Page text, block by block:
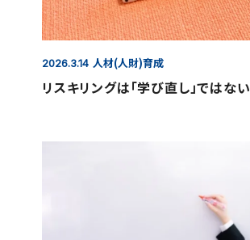
2026.3.14 人材(人財)育成
リスキリングは「学び直し」ではない